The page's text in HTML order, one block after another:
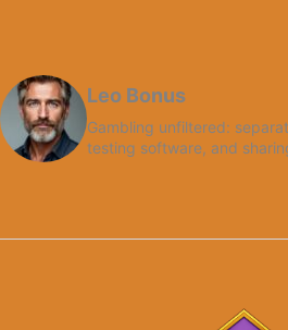
Leo Bonus
Gambling unfiltered:
testing software, and